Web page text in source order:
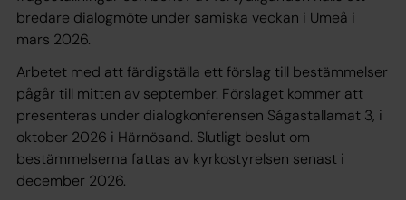
bredare dialogmöte under samiska veckan i Umeå i
mars 2026.
Arbetet med att färdigställa ett förslag till bestämmelser
pågår till mitten av september. Förslaget kommer att
presenteras under dialogkonferensen Ságastallamat 3, i
oktober 2026 i Härnösand. Slutligt beslut om
bestämmelserna fattas av kyrkostyrelsen senast i
december 2026.